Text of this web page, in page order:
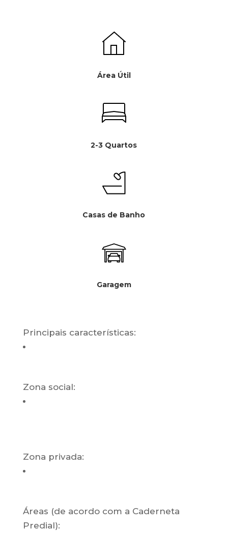
Área Útil
2-3 Quartos
Casas de Banho
Garagem
Principais características:
Zona social:
Zona privada:
Áreas (de acordo com a Caderneta
Predial):